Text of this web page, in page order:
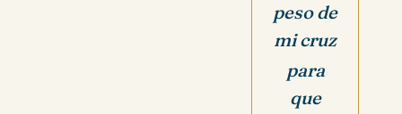
peso de
mi cruz
para
que